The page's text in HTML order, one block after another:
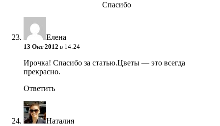
Спасибо
Елена
13 Окт 2012 в 14:24
Ирочка! Спасибо за статью.Цветы — это всегда
прекрасно.
Ответить
Наталия